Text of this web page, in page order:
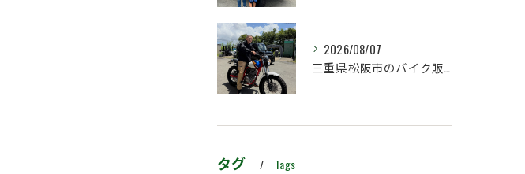
2026/08/07
三重県松阪市のバイク販売店マーヴェリックカーズです‼️
タグ Tags